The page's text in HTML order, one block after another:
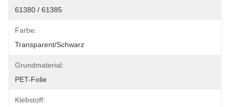
61380 / 61385
Farbe:
Transparent/schwarz
Grundmaterial:
PET-Folie
Klebstoff: